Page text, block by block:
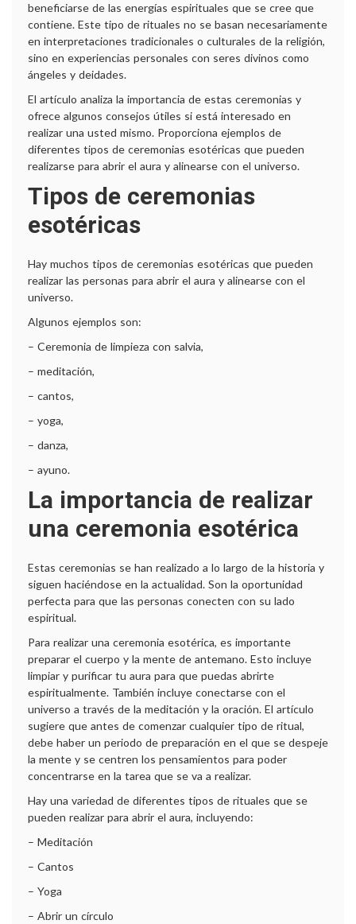
beneficiarse de las energías espirituales que se cree que
contiene. Este tipo de rituales no se basan necesariamente
en interpretaciones tradicionales o culturales de la religión,
sino en experiencias personales con seres divinos como
ángeles y deidades.
El artículo analiza la importancia de estas ceremonias y
ofrece algunos consejos útiles si está interesado en
realizar una usted mismo. Proporciona ejemplos de
diferentes tipos de ceremonias esotéricas que pueden
realizarse para abrir el aura y alinearse con el universo.
Tipos de ceremonias
esotéricas
Hay muchos tipos de ceremonias esotéricas que pueden
realizar las personas para abrir el aura y alinearse con el
universo.
Algunos ejemplos son:
– Ceremonia de limpieza con salvia,
– meditación,
– cantos,
– yoga,
– danza,
– ayuno.
La importancia de realizar
una ceremonia esotérica
Estas ceremonias se han realizado a lo largo de la historia y
siguen haciéndose en la actualidad. Son la oportunidad
perfecta para que las personas conecten con su lado
espiritual.
Para realizar una ceremonia esotérica, es importante
preparar el cuerpo y la mente de antemano. Esto incluye
limpiar y purificar tu aura para que puedas abrirte
espiritualmente. También incluye conectarse con el
universo a través de la meditación y la oración. El artículo
sugiere que antes de comenzar cualquier tipo de ritual,
debe haber un periodo de preparación en el que se despeje
la mente y se centren los pensamientos para poder
concentrarse en la tarea que se va a realizar.
Hay una variedad de diferentes tipos de rituales que se
pueden realizar para abrir el aura, incluyendo:
– Meditación
– Cantos
– Yoga
– Abrir un círculo